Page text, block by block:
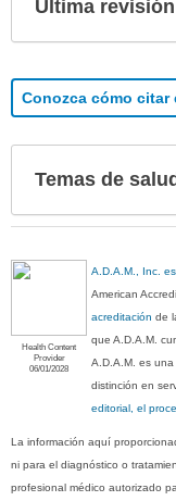
Ultima revisión
Conozca cómo citar
Temas de
Health Content
Provider
06/01/2028
A.D.A.M., Inc.
American
acreditación de
que A.D.A.M.
A.D.A.M. es
distinción en
editorial, el
La información aquí
ni para el diagnóstico o
profesional médico autorizado